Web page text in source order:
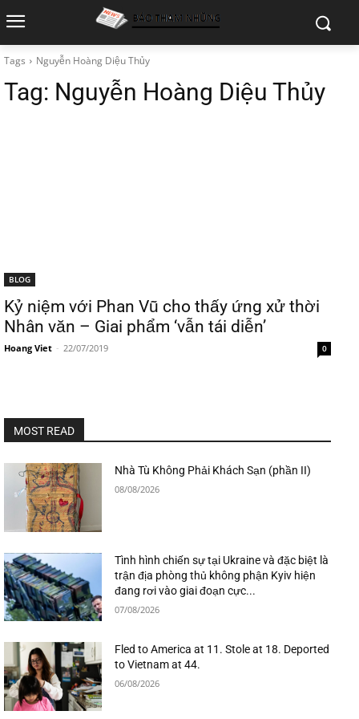
Tags Nguyễn Hoàng Diệu Thủy
Tag: Nguyễn Hoàng Diệu Thủy
BLOG
Kỷ niệm với Phan Vũ cho thấy ứng xử thời
Nhân văn – Giai phẩm ‘vẫn tái diễn’
Hoang Viet - 22/07/2019 0
MOST READ
Nhà Tù Không Phải Khách Sạn (phần II)
08/08/2026
Tình hình chiến sự tại Ukraine và đặc biệt là
trận địa phòng thủ không phận Kyiv hiện
đang rơi vào giai đoạn cực...
07/08/2026
Fled to America at 11. Stole at 18. Deported
to Vietnam at 44.
06/08/2026